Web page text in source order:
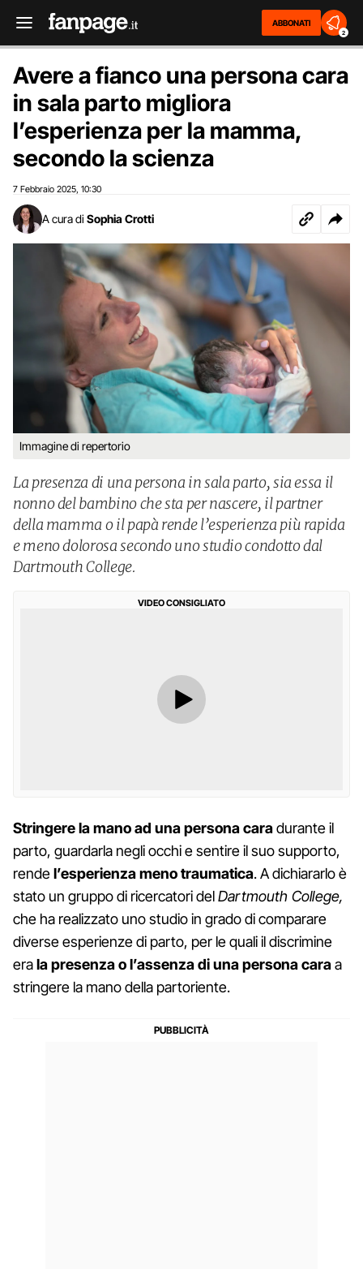
ABBONATI
2
Avere a fianco una persona cara
in sala parto migliora
l’esperienza per la mamma,
secondo la scienza
7 Febbraio 2025 10:30
A cura di Sophia Crotti
Immagine di repertorio
La presenza di una persona in sala parto, sia essa il
nonno del bambino che sta per nascere, il partner
della mamma o il papà rende l’esperienza più rapida
e meno dolorosa secondo uno studio condotto dal
Dartmouth College.
VIDEO CONSIGLIATO
Stringere la mano ad una persona caradurante il
parto, guardarla negli occhi e sentire il suo supporto,
rendel’esperienza meno traumatica. A dichiararlo è
stato un gruppo di ricercatori delDartmouth College,
che ha realizzato uno studio in grado di comparare
diverse esperienze di parto, per le quali il discrimine
erala presenza o l’assenza di una persona caraa
stringere la mano della partoriente.